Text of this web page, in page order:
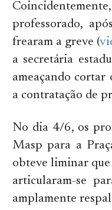
professorado,
frearam a greve (
a secretária
ameaçando cortar
a contratação de
No dia 4/6, os
Masp para a
obteve liminar que
articularam-se
amplamente